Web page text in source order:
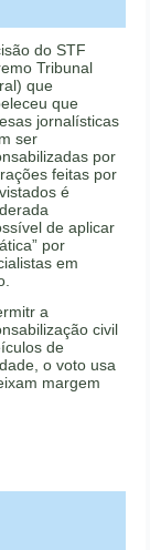
do STF
Tribunal
que
que
jornalísticas
ser
por
feitas por
é
de aplicar
por
em
a
civil
de
o voto usa
margem